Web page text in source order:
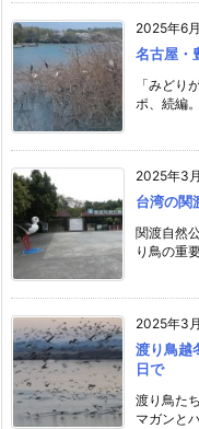
2025年6
名古屋・
「みどり
ポ、続編
2025年3
台湾の関
関渡自然
り鳥の重
2025年3
渡り鳥越
日で
渡り鳥た
マガンと